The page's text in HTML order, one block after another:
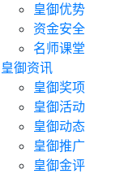
皇御优势
资金安全
名师课堂
皇御资讯
皇御奖项
皇御活动
皇御动态
皇御推广
皇御金评